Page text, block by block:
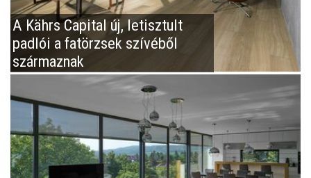
A Kährs Capital új, letisztult
padlói a fatörzsek szívéből
származnak